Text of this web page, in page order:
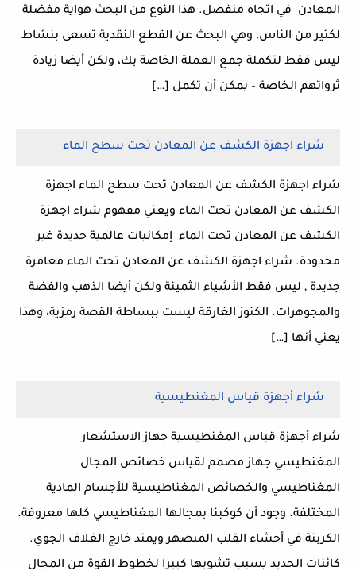
المعادن في اتجاه منفصل. هذا النوع من البحث هواية مفضلة
لكثير من الناس، وهي البحث عن القطع النقدية تسعى بنشاط
ليس فقط لتكملة جمع العملة الخاصة بك، ولكن أيضا زيادة
ثرواتهم الخاصة – يمكن أن تكمل […]
شراء اجهزة الكشف عن المعادن تحت سطح الماء
شراء اجهزة الكشف عن المعادن تحت سطح الماء اجهزة
الكشف عن المعادن تحت الماء ويعني مفهوم شراء اجهزة
الكشف عن المعادن تحت الماء إمكانيات عالمية جديدة غير
محدودة. شراء اجهزة الكشف عن المعادن تحت الماء مغامرة
جديدة , ليس فقط الأشياء الثمينة ولكن أيضا الذهب والفضة
والمجوهرات. الكنوز الغارقة ليست ببساطة القصة رمزية، وهذا
يعني أنها […]
شراء أجهزة قياس المغنطيسية
شراء أجهزة قياس المغنطيسية جهاز الاستشعار
المغنطيسي جهاز مصمم لقياس خصائص المجال
المغناطيسي والخصائص المغناطيسية للأجسام المادية
المختلفة. وجود أن كوكبنا بمجالها المغناطيسي كلها معروفة.
الكربنة في أحشاء القلب المنصهر ويمتد خارج الغلاف الجوي.
كائنات الحديد يسبب تشويها كبيرا لخطوط القوة من المجال